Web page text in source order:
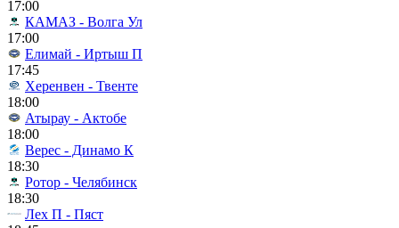
17:00
КАМАЗ - Волга Ул
17:00
Елимай - Иртыш П
17:45
Херенвен - Твенте
18:00
Атырау - Актобе
18:00
Верес - Динамо К
18:30
Ротор - Челябинск
18:30
Лех П - Пяст